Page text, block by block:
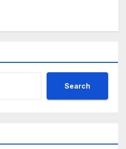
Search